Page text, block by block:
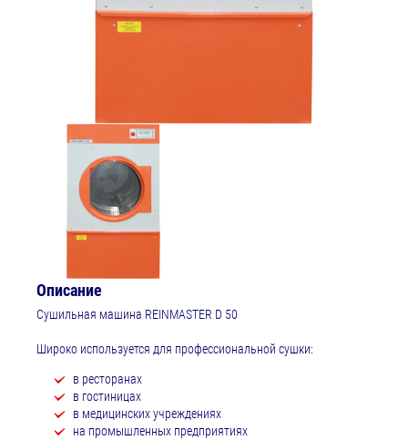
Описание
Сушильная машина REINMASTER D 50
Широко используется для профессиональной сушки:
в ресторанах
в гостиницах
в медицинских учреждениях
на промышленных предприятиях